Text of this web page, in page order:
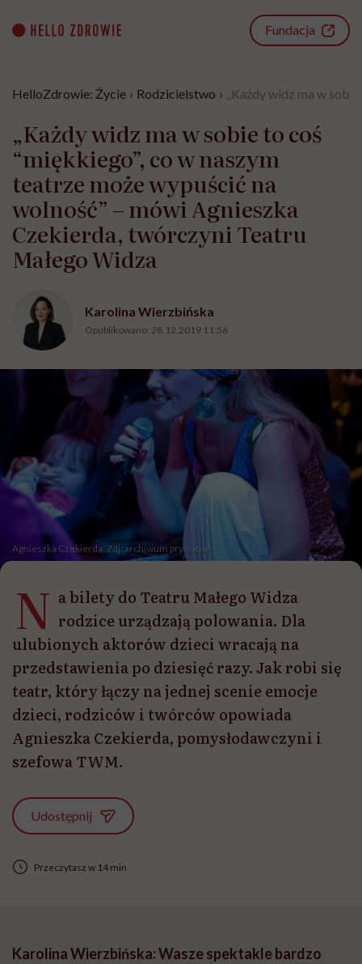
content
Fundacja
HelloZdrowie: Życie › Rodzicielstwo › „Każdy widz ma w
„Każdy widz ma w sobie to coś
“miękkiego”, co w naszym
teatrze może wypuścić na
wolność” – mówi Agnieszka
Czekierda, twórczyni Teatru
Małego Widza
Karolina Wierzbińska
Opublikowano: 28.12.2019 11:56
Agnieszka Czekierda. Zdj: archiwum prywatne
N a bilety do Teatru Małego Widza
rodzice urządzają polowania. Dla
ulubionych aktorów dzieci wracają na
przedstawienia po dziesięć razy. Jak robi się
teatr, który łączy na jednej scenie emocje
dzieci, rodziców i twórców opowiada
Agnieszka Czekierda, pomysłodawczyni i
szefowa TWM.
Udostępnij
Przeczytasz w 14 min
Karolina Wierzbińska: Wasze spektakle bardzo